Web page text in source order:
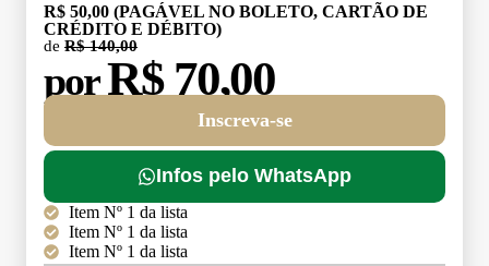
R$ 50,00 (PAGÁVEL NO BOLETO, CARTÃO DE
CRÉDITO E DÉBITO)
de R$ 140,00
porR$ 70,00
Inscreva-se
Infos pelo WhatsApp
Item Nº 1 da lista
Item Nº 1 da lista
Item Nº 1 da lista